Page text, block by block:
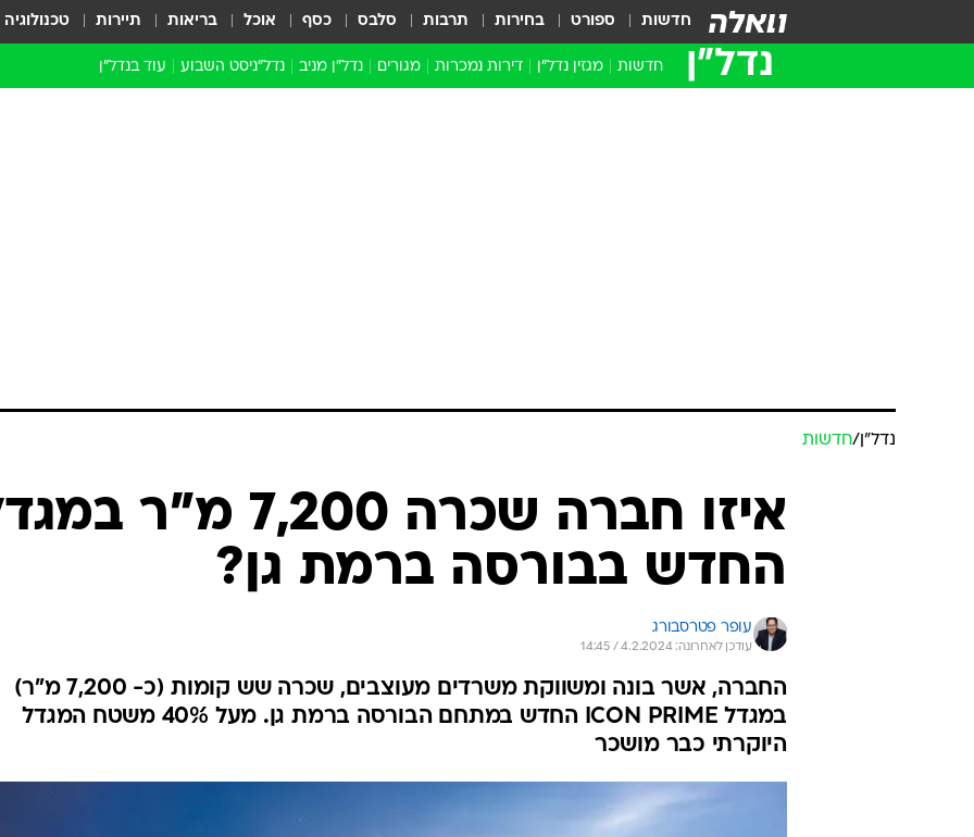
חדשות ספורט בחירות תרבות סלבס כסף אוכל בריאות תיירות טכנולוגיה
נדל״ן חדשות מגזין נדל"ן דירות נמכרות מגורים נדל"ן מניב נדל"ניסט השבוע עוד בנדל״ן
נדל״ן /חדשות
איזו חברה שכרה 7,200 מ"ר
החדש בבורסה ברמת גן?
עופר פטרסבורג
עודכן לאחרונה: 4.2.2024 / 14:45
החברה, אשר בונה ומשווקת משרדים מעוצבים, שכרה שש קומות (כ- 7,200 מ"ר)
במגדל ICON PRIME החדש במתחם הבורסה ברמת גן. מעל 40% משטח המגדל
היוקרתי כבר מושכר